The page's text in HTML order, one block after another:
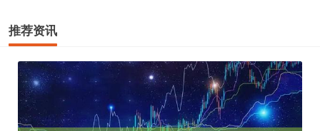
推荐资讯